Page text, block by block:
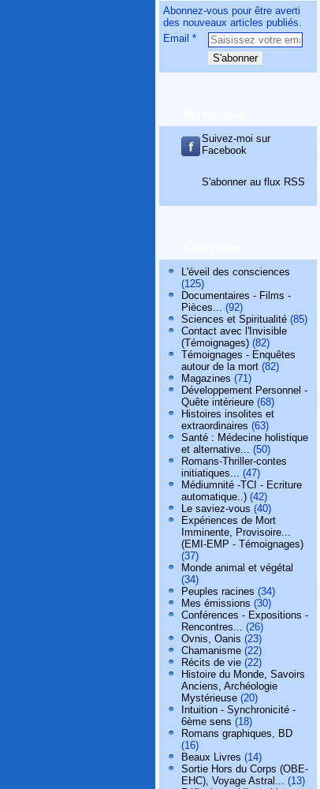
Abonnez-vous pour être averti
des nouveaux articles publiés.
Email
Suivez-moi sur
Facebook
S'abonner au flux RSS
L'éveil des consciences
(125)
Documentaires - Films -
Pièces... (92)
Sciences et Spiritualité (85)
Contact avec l'Invisible
(Témoignages) (82)
Témoignages - Enquêtes
autour de la mort (82)
Magazines (71)
Développement Personnel -
Quête intérieure (68)
Histoires insolites et
extraordinaires (63)
Santé : Médecine holistique
et alternative... (50)
Romans-Thriller-contes
initiatiques... (47)
Médiumnité -TCI - Ecriture
automatique..) (42)
Le saviez-vous (40)
Expériences de Mort
Imminente, Provisoire...
(EMI-EMP - Témoignages)
(37)
Monde animal et végétal
(34)
Peuples racines (34)
Mes émissions (30)
Conférences - Expositions -
Rencontres... (26)
Ovnis, Oanis (23)
Chamanisme (22)
Récits de vie (22)
Histoire du Monde, Savoirs
Anciens, Archéologie
Mystérieuse (20)
Intuition - Synchronicité -
6ème sens (18)
Romans graphiques, BD
(16)
Beaux Livres (14)
Sortie Hors du Corps (OBE-
EHC), Voyage Astral... (13)